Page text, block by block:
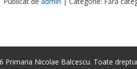
Primaria Nicolae Balcescu. Toate